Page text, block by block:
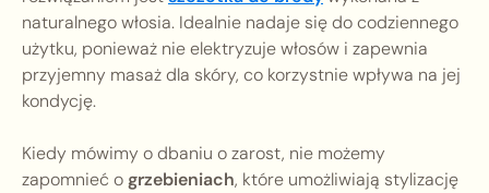
naturalnego włosia. Idealnie nadaje się do codziennego
użytku, ponieważ nie elektryzuje włosów i zapewnia
przyjemny masaż dla skóry, co korzystnie wpływa na jej
kondycję.
Kiedy mówimy o dbaniu o zarost, nie możemy
zapomnieć ogrzebieniach, które umożliwiają stylizację